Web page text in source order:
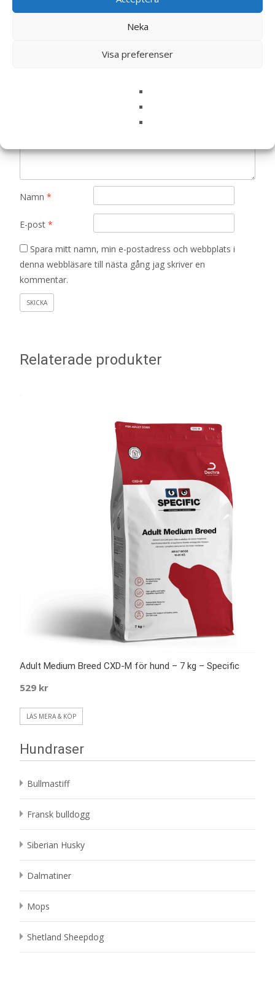
Neka
Visa preferenser
Chicken & Potato hundfoder – 12 kg –
Namn *
E-post *
Spara mitt namn, min e-postadress och webbplats i
denna webbläsare till nästa gång jag skriver en
kommentar.
Relaterade produkter
Adult Medium Breed CXD-M för hund – 7 kg – Specific
529 kr
LÄS MERA & KÖP
Hundraser
Bullmastiff
Fransk bulldogg
Siberian Husky
Dalmatiner
Mops
Shetland Sheepdog